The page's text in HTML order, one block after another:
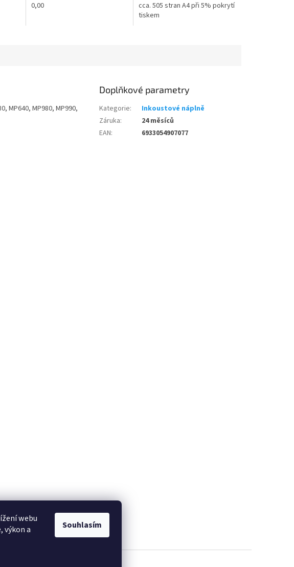
webu
výkon a
Souhlasím
0,00
cca. 505 stran A4 při 5% pokrytí
tiskem
MP640, MP980, MP990,
Doplňkové parametry
Kategorie:
Inkoustové náplně
Záruka:
24 měsíců
EAN: 6933054907077